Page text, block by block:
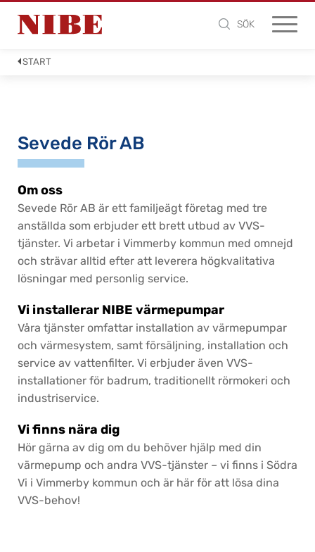
SÖK
START
Sevede Rör AB
Om oss
Sevede Rör AB är ett familjeägt företag med tre
anställda som erbjuder ett brett utbud av VVS-
tjänster. Vi arbetar i Vimmerby kommun med omnejd
och strävar alltid efter att leverera högkvalitativa
lösningar med personlig service.
Vi installerar NIBE värmepumpar
Våra tjänster omfattar installation av värmepumpar
och värmesystem, samt försäljning, installation och
service av vattenfilter. Vi erbjuder även VVS-
installationer för badrum, traditionellt rörmokeri och
industriservice.
Vi finns nära dig
Hör gärna av dig om du behöver hjälp med din
värmepump och andra VVS-tjänster – vi finns i Södra
Vi i Vimmerby kommun och är här för att lösa dina
VVS-behov!